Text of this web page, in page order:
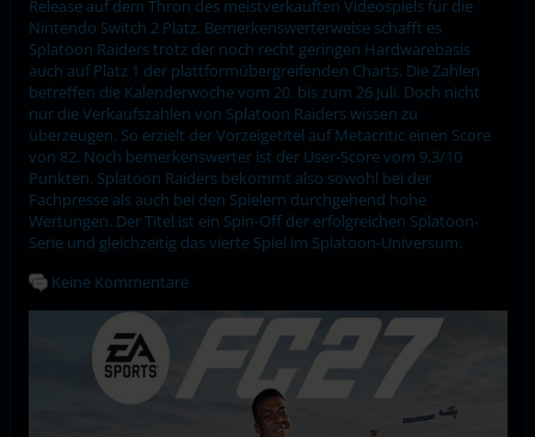
Release auf dem Thron des meistverkauften Videospiels für die
Nintendo Switch 2 Platz. Bemerkenswerterweise schafft es
Splatoon Raiders trotz der noch recht geringen Hardwarebasis
auch auf Platz 1 der plattformübergreifenden Charts. Die Zahlen
betreffen die Kalenderwoche vom 20. bis zum 26 Juli. Doch nicht
nur die Verkaufszahlen von Splatoon Raiders wissen zu
überzeugen. So erzielt der Vorzeigetitel auf Metacritic einen Score
von 82. Noch bemerkenswerter ist der User-Score vom 9.3/10
Punkten. Splatoon Raiders bekommt also sowohl bei der
Fachpresse als auch bei den Spielern durchgehend hohe
Wertungen. Der Titel ist ein Spin-Off der erfolgreichen Splatoon-
Serie und gleichzeitig das vierte Spiel im Splatoon-Universum.
Keine Kommentare